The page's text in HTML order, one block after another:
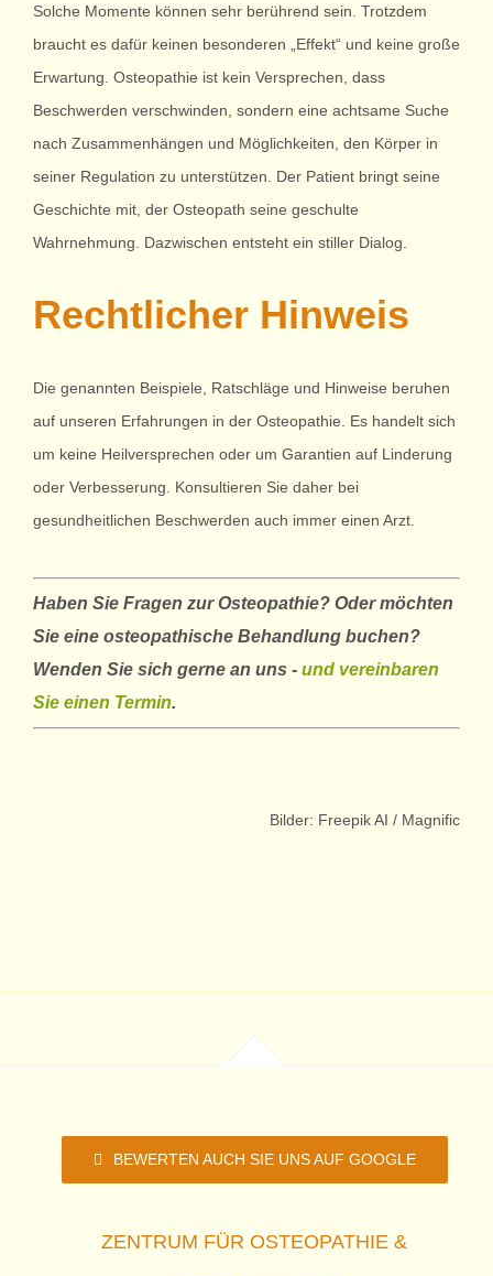
Solche Momente können sehr berührend sein. Trotzdem
braucht es dafür keinen besonderen „Effekt“ und keine große
Erwartung. Osteopathie ist kein Versprechen, dass
Beschwerden verschwinden, sondern eine achtsame Suche
nach Zusammenhängen und Möglichkeiten, den Körper in
seiner Regulation zu unterstützen. Der Patient bringt seine
Geschichte mit, der Osteopath seine geschulte
Wahrnehmung. Dazwischen entsteht ein stiller Dialog.
Rechtlicher Hinweis
Die genannten Beispiele, Ratschläge und Hinweise beruhen
auf unseren Erfahrungen in der Osteopathie. Es handelt sich
um keine Heilversprechen oder um Garantien auf Linderung
oder Verbesserung. Konsultieren Sie daher bei
gesundheitlichen Beschwerden auch immer einen Arzt.
Haben Sie Fragen zur Osteopathie? Oder möchten
Sie eine osteopathische Behandlung buchen?
Wenden Sie sich gerne an uns - und vereinbaren
Sie einen Termin.
Bilder: Freepik AI / Magnific
BEWERTEN AUCH SIE UNS AUF GOOGLE
ZENTRUM FÜR OSTEOPATHIE &